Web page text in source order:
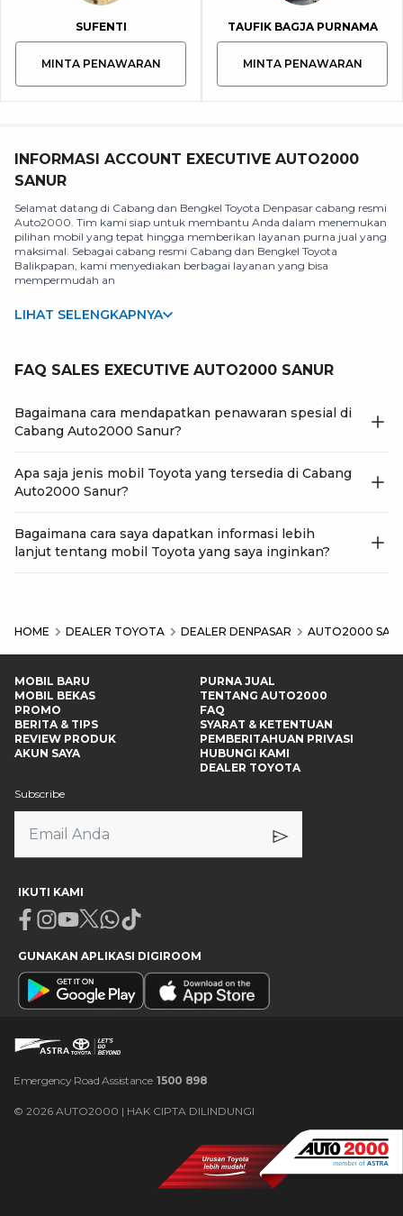
SUFENTI
MINTA PENAWARAN
TAUFIK BAGJA PURNAMA
MINTA PENAWARAN
INFORMASI ACCOUNT EXECUTIVE AUTO2000
SANUR
Selamat datang di Cabang dan Bengkel Toyota Denpasar cabang resmi
Auto2000. Tim kami siap untuk membantu Anda dalam menemukan
pilihan mobil yang tepat hingga memberikan layanan purna jual yang
maksimal. Sebagai cabang resmi Cabang dan Bengkel Toyota
Balikpapan, kami menyediakan berbagai layanan yang bisa
mempermudah an
LIHAT SELENGKAPNYA
FAQ SALES EXECUTIVE AUTO2000 SANUR
Bagaimana cara mendapatkan penawaran spesial di
Cabang Auto2000 Sanur?
Apa saja jenis mobil Toyota yang tersedia di Cabang
Auto2000 Sanur?
Bagaimana cara saya dapatkan informasi lebih
lanjut tentang mobil Toyota yang saya inginkan?
HOME DEALER TOYOTA DEALER DENPASAR AUTO2000
MOBIL BARU
MOBIL BEKAS
PROMO
BERITA & TIPS
REVIEW PRODUK
AKUN SAYA
PURNA JUAL
TENTANG AUTO2000
FAQ
SYARAT & KETENTUAN
PEMBERITAHUAN PRIVASI
HUBUNGI KAMI
DEALER TOYOTA
Subscribe
IKUTI KAMI
Facebook
Instagram
Youtube
X Whatsapp
Tiktok
GUNAKAN APLIKASI DIGIROOM
Emergency Road Assistance 1500 898
© 2026 AUTO2000 | HAK CIPTA DILINDUNGI